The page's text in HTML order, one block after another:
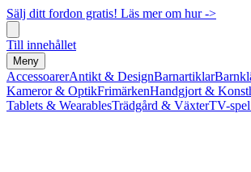
Sälj ditt fordon gratis! Läs mer om hur ->
Till innehållet
Meny
AccessoarerAntikt & DesignBarnartiklar
Kameror & OptikFrimärkenHandgjort &
Tablets & WearablesTrädgård & VäxterTV-